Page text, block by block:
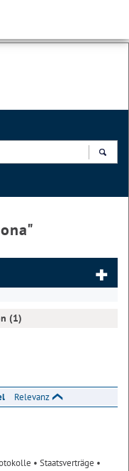
"
(1)
Relevanz
• Staatsverträge •